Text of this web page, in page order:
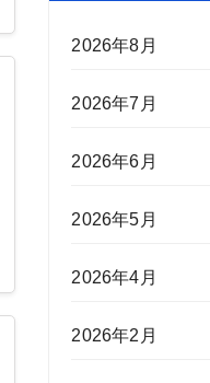
2026年8月
2026年7月
2026年6月
2026年5月
2026年4月
2026年2月